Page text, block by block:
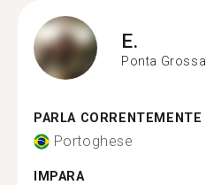
E.
Ponta Grossa
PARLA CORRENTEMENTE
Portoghese
IMPARA